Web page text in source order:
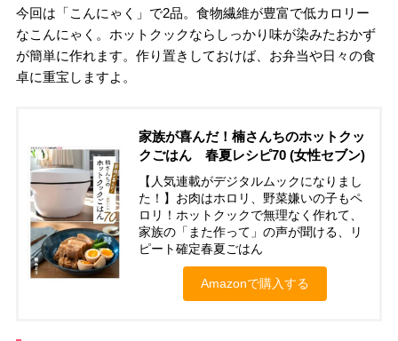
今回は「こんにゃく」で2品。食物繊維が豊富で低カロリー
なこんにゃく。ホットクックならしっかり味が染みたおかず
が簡単に作れます。作り置きしておけば、お弁当や日々の食
卓に重宝しますよ。
家族が喜んだ！楠さんちのホットクッ
クごはん 春夏レシピ70 (女性セブン)
【人気連載がデジタルムックになりまし
た！】お肉はホロリ、野菜嫌いの子もペ
ロリ！ホットクックで無理なく作れて、
家族の「また作って」の声が聞ける、リ
ピート確定春夏ごはん
Amazonで購入する